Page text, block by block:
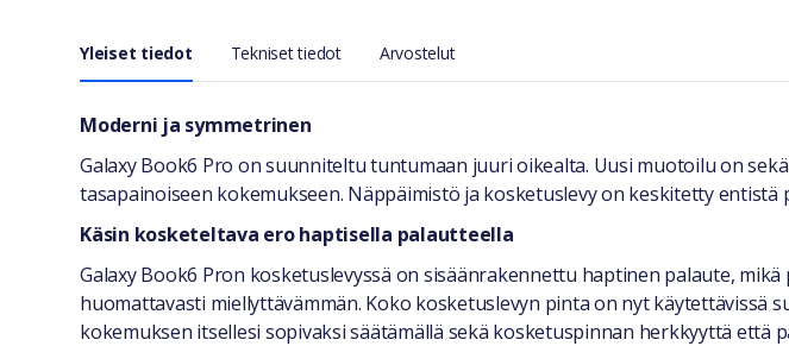
Yleiset tiedot Tekniset tiedot Arvostelut
Yleiset tiedot
Moderni ja symmetrinen
Galaxy Book6 Pro on suunniteltu tuntumaan juuri oikealta. Uusi muotoilu on
tasapainoiseen kokemukseen. Näppäimistö ja kosketuslevy on keskitetty
Käsin kosketeltava ero haptisella palautteella
Galaxy Book6 Pron kosketuslevyssä on sisäänrakennettu haptinen palaute,
huomattavasti miellyttävämmän. Koko kosketuslevyn pinta on nyt käytettävissä
kokemuksen itsellesi sopivaksi säätämällä sekä kosketuspinnan herkkyyttä että